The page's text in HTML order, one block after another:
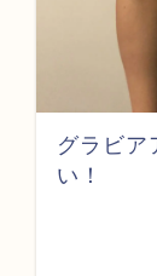
グラビア
い！